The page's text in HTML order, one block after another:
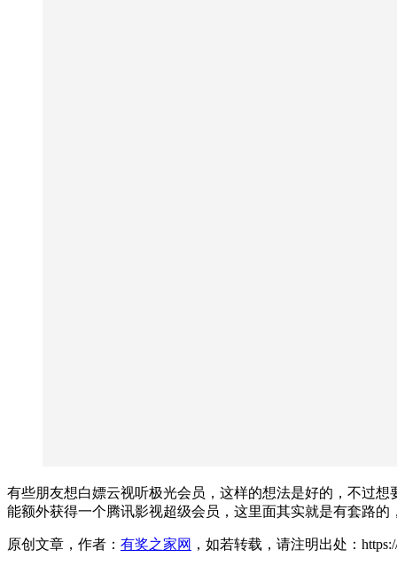
有些朋友想白嫖云视听极光会员，这样的想法是好的，不过
能额外获得一个腾讯影视超级会员，这里面其实就是有套路
原创文章，作者： 有奖之家网 ，如若转载，请注明出处：